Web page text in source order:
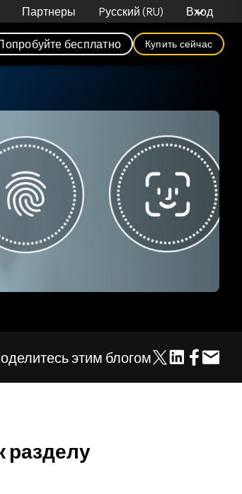
Партнеры Pусский (RU) Вход
бесплатно Купить сейчас
этим блогом
разделу